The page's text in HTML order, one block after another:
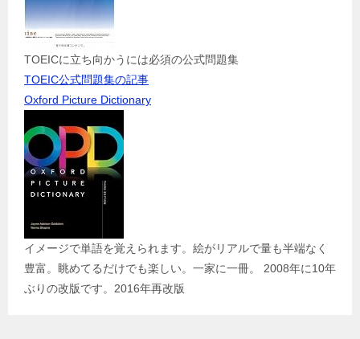
TOEICに立ち向かうには必須の公式問題集
TOEIC公式問題集の記事
Oxford Picture Dictionary
イメージで単語を覚えられます。絵がリアルで量も半端なく
豊富。眺めてるだけでも楽しい。一家に一冊。 2008年に10年
ぶりの改版です。2016年再改版